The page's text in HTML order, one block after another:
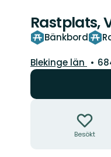
Rastplats,
Bänkbord
Län:
Blekinge län
Besökt